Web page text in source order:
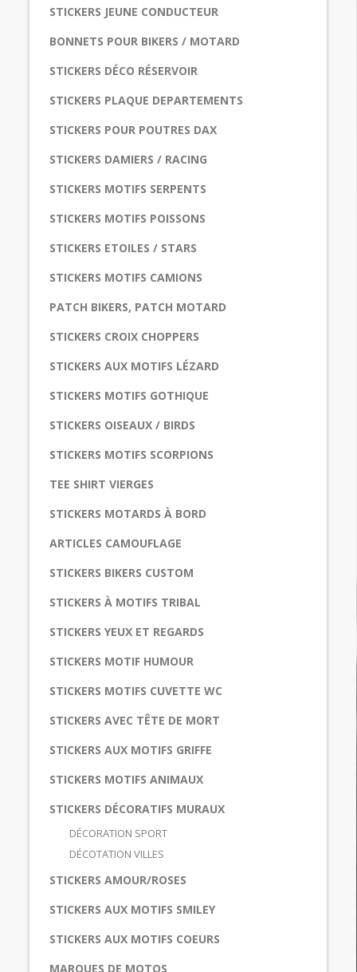
STICKERS JEUNE CONDUCTEUR
BONNETS POUR BIKERS / MOTARD
STICKERS DÉCO RÉSERVOIR
STICKERS PLAQUE DEPARTEMENTS
STICKERS POUR POUTRES DAX
STICKERS DAMIERS / RACING
STICKERS MOTIFS SERPENTS
STICKERS MOTIFS POISSONS
STICKERS ETOILES / STARS
STICKERS MOTIFS CAMIONS
PATCH BIKERS, PATCH MOTARD
STICKERS CROIX CHOPPERS
STICKERS AUX MOTIFS LÉZARD
STICKERS MOTIFS GOTHIQUE
STICKERS OISEAUX / BIRDS
STICKERS MOTIFS SCORPIONS
TEE SHIRT VIERGES
STICKERS MOTARDS À BORD
ARTICLES CAMOUFLAGE
STICKERS BIKERS CUSTOM
STICKERS À MOTIFS TRIBAL
STICKERS YEUX ET REGARDS
STICKERS MOTIF HUMOUR
STICKERS MOTIFS CUVETTE WC
STICKERS AVEC TÊTE DE MORT
STICKERS AUX MOTIFS GRIFFE
STICKERS MOTIFS ANIMAUX
STICKERS DÉCORATIFS MURAUX
DÉCORATION SPORT
DÉCOTATION VILLES
STICKERS AMOUR/ROSES
STICKERS AUX MOTIFS SMILEY
STICKERS AUX MOTIFS COEURS
MARQUES DE MOTOS